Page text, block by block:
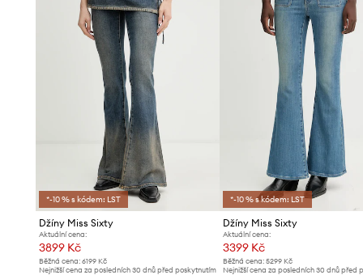
*-10 % s kódem: LST
Džíny Miss Sixty
Aktuální cena:
3899 Kč
Běžná cena: 6199 Kč
Nejnižší cena za posledních 30 dnů před poskytnutím
*-10 % s kódem: LST
Džíny Miss Sixty
Aktuální cena:
3399 Kč
Běžná cena:5299 Kč
Nejnižší cena za posledních 30 dnů před